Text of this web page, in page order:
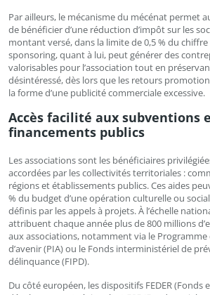
Par ailleurs, le mécanisme du mécénat permet
de bénéficier d’une réduction d’impôt sur les
montant versé, dans la limite de 0,5 % du chiffre
sponsoring, quant à lui, peut générer des
valorisables pour l’association tout en
désintéressé, dès lors que les retours
la forme d’une publicité commerciale excessive.
Accès facilité aux subventions
financements publics
Les associations sont les bénéficiaires
accordées par les collectivités territoriales :
régions et établissements publics. Ces aides
% du budget d’une opération culturelle ou
définis par les appels à projets. À l’échelle
attribuent chaque année plus de 800 millions
aux associations, notamment via le Programme
d’avenir (PIA) ou le Fonds interministériel de
délinquance (FIPD).
Du côté européen, les dispositifs FEDER (Fonds